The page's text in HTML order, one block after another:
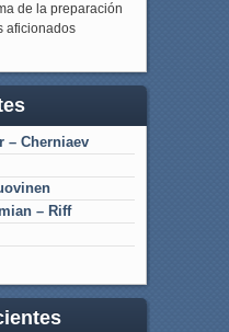
de la preparación
aficionados
– Cherniaev
– Riff